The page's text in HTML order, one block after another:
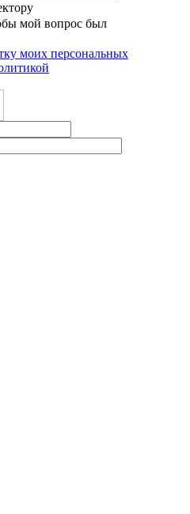
мой вопрос был
моих персональных